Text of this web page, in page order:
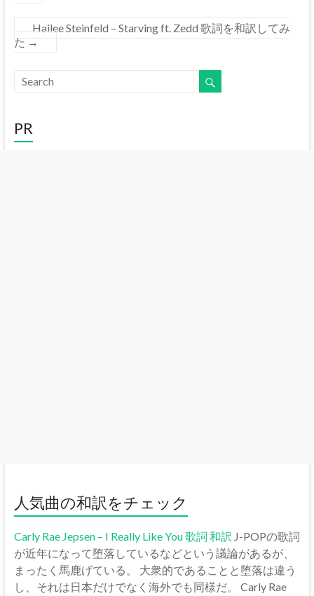
Hailee Steinfeld – Starving ft. Zedd 歌詞を和訳してみ
た →
PR
人気曲の和訳をチェック
Carly Rae Jepsen – I Really Like You 歌詞 和訳 J-POPの歌詞
が近年になって堕落しているなどという議論があるが、
まったく馬鹿げている。 大衆的であることと堕落は違う
し、それは日本だけでなく海外でも同様だ。 Carly Rae